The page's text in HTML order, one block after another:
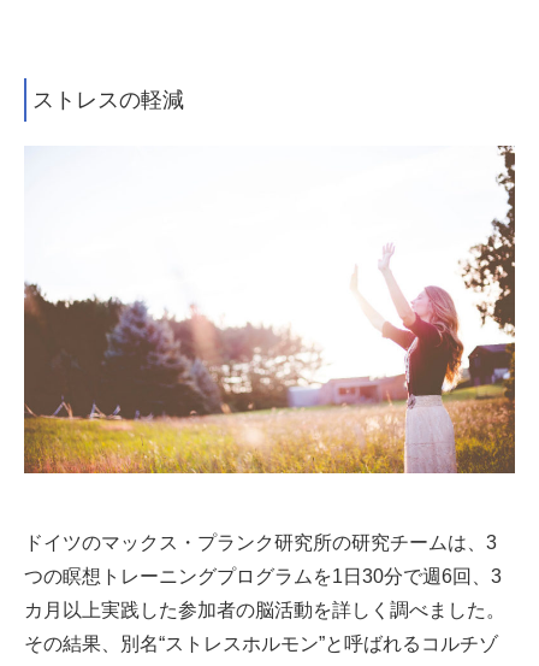
ストレスの軽減
ドイツのマックス・プランク研究所の研究チームは、3
つの瞑想トレーニングプログラムを1日30分で週6回、3
カ月以上実践した参加者の脳活動を詳しく調べました。
その結果、別名“ストレスホルモン”と呼ばれる コルチゾ